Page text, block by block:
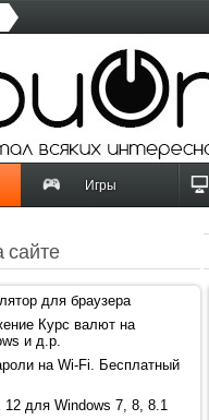
Игры
сайте
для браузера
Курс валют на
и д.р.
на Wi-Fi. Бесплатный
12 для Windows 7, 8, 8.1